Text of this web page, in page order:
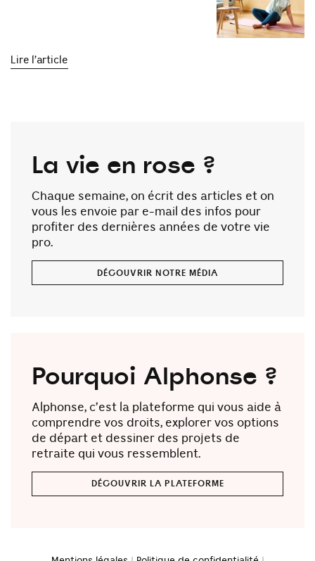
Lire l’article
La vie en rose ?
Chaque semaine, on écrit des articles et on
vous les envoie par e-mail des infos pour
profiter des dernières années de votre vie
pro.
DÉCOUVRIR NOTRE MÉDIA
Pourquoi Alphonse ?
Alphonse, c’est la plateforme qui vous aide à
comprendre vos droits, explorer vos options
de départ et dessiner des projets de
retraite qui vous ressemblent.
DÉCOUVRIR LA PLATEFORME